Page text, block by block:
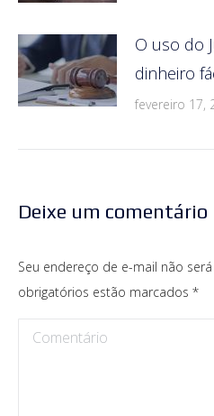
O uso do
dinheiro
fevereiro 17,
Deixe um comentário
Seu endereço de e-mail não
obrigatórios estão marcados *
Comentário